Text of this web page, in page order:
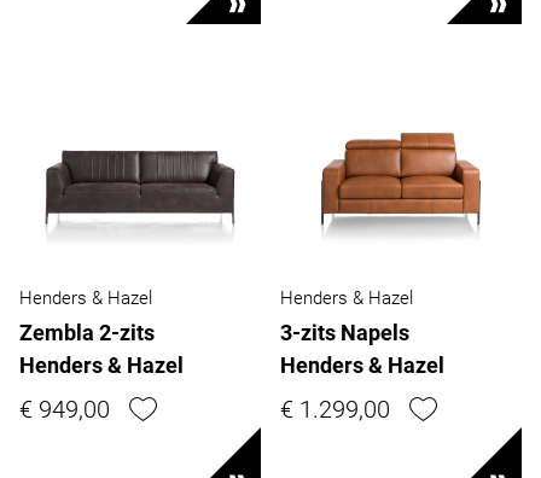
Henders & Hazel
Zembla 2-zits
Henders & Hazel
€ 949,00
Henders & Hazel
3-zits Napels
Henders & Hazel
€ 1.299,00